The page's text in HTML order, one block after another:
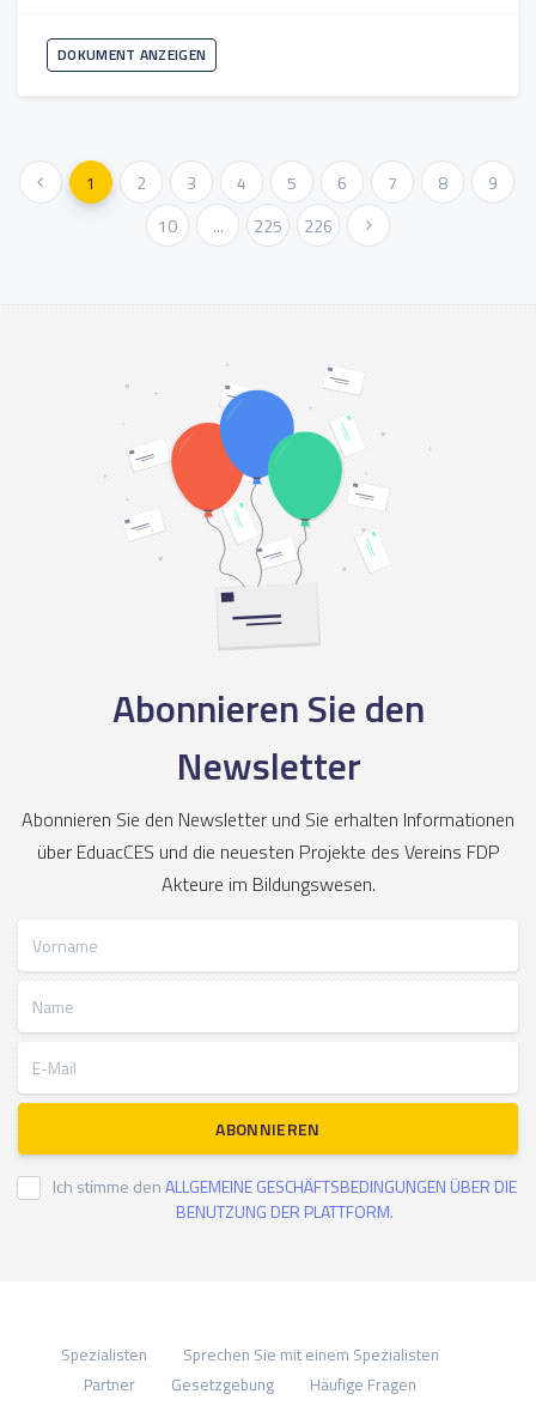
DOKUMENT ANZEIGEN
« Vorher 1 2 3 4 5 6 7 8
9
10
... 225 226 Weiter »
Abonnieren Sie den
Newsletter
Abonnieren Sie den Newsletter und Sie erhalten Informationen
über EduacCES und die neuesten Projekte des Vereins FDP
Akteure im Bildungswesen.
ABONNIEREN
Ich stimme denALLGEMEINE GESCHÄFTSBEDINGUNGEN ÜBER DIE
BENUTZUNG DER PLATTFORM.
Spezialisten
Sprechen Sie mit einem Spezialisten
Partner
Gesetzgebung
Häufige Fragen